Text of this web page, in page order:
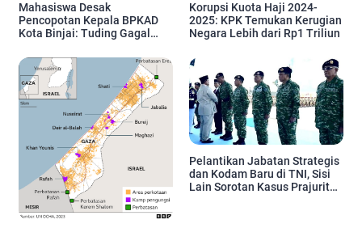
Mahasiswa Desak
Pencopotan Kepala BPKAD
Kota Binjai: Tuding Gagal
Daerah
Korupsi Kuota Haji 2024-
2025: KPK Temukan Kerugian
Negara Lebih dari Rp1 Triliun
Pelantikan Jabatan Strategis
dan Kodam Baru di TNI, Sisi
Lain Sorotan Kasus Prajurit